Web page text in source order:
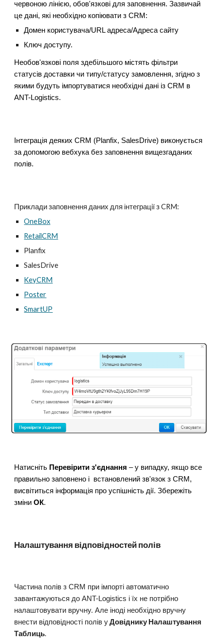
червоною лінією, обов'язкові для заповнення. Зазвичай
це дані, які необхідно копіювати з CRM:
Домен користувача/URL адреса/Адреса сайту
Ключ доступу.
Необов'язкові поля здебільшого містять фільтри
статусів доставки чи типу/статусу замовлення, згідно з
якими будуть імпортуватися необхідні дані із CRM в
ANT-Logistics.
Інтеграція деяких CRM (Planfix, SalesDrive) виконується
за допомогою вебхука без заповнення вищезгаданих
полів.
Приклади заповнення даних для інтеграції з CRM:
OneBox
RetailCRM
Planfix
SalesDrive
KeyCRM
Poster
SmartUP
Натисніть Перевірити з'єднання – у випадку, якщо все
правильно заповнено і встановлений зв'язок з CRM,
висвітиться інформація про успішність дії. Збережіть
зміниОК.
Налаштування відповідностей полів
Частина полів з CRM при імпорті автоматично
завантажуються до ANT-Logistics і їх не потрібно
налаштовувати вручну. Але іноді необхідно вручну
внести відповідності полів у Довіднику Налаштування
Таблиць.